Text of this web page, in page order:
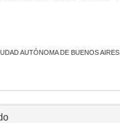
AUTÓNOMA DE BUENOS AIRES